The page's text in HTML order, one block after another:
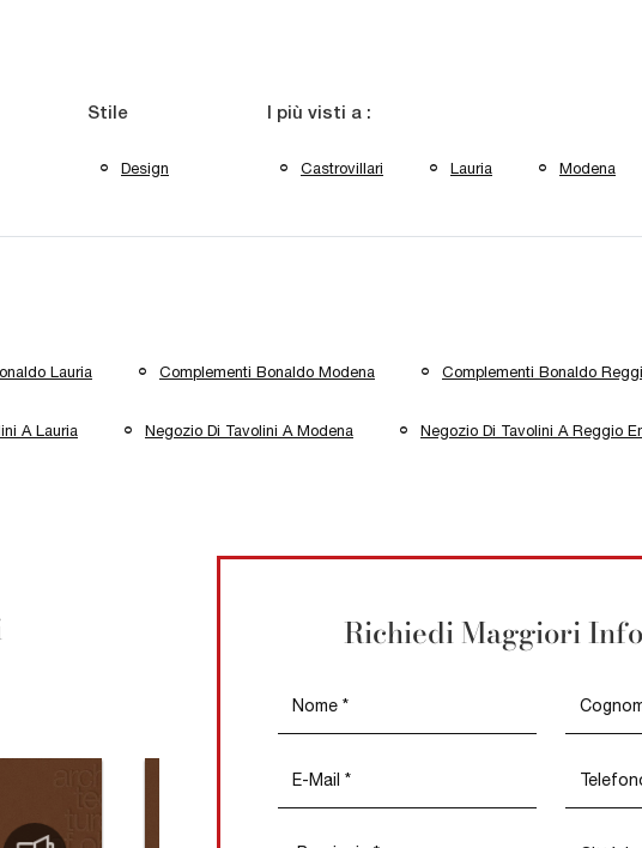
Stile
Design
I più visti a :
Castrovillari Lauria Modena
Lauria Complementi Bonaldo Modena Complementi Bonaldo
A Lauria Negozio Di Tavolini A Modena Negozio Di Tavolini A Reggio
Richiedi Maggiori